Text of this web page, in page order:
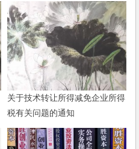
关于技术转让所得减免企业所得
税有关问题的通知